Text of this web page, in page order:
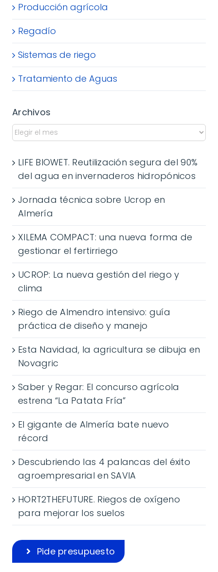
Producción agrícola
Regadío
Sistemas de riego
Tratamiento de Aguas
Archivos
LIFE BIOWET. Reutilización segura del 90%
del agua en invernaderos hidropónicos
Jornada técnica sobre Ucrop en
Almería
XILEMA COMPACT: una nueva forma de
gestionar el fertirriego
UCROP: La nueva gestión del riego y
clima
Riego de Almendro intensivo: guía
práctica de diseño y manejo
Esta Navidad, la agricultura se dibuja en
Novagric
Saber y Regar: El concurso agrícola
estrena “La Patata Fría”
El gigante de Almería bate nuevo
récord
Descubriendo las 4 palancas del éxito
agroempresarial en SAVIA
HORT2THEFUTURE. Riegos de oxígeno
para mejorar los suelos
Pide presupuesto